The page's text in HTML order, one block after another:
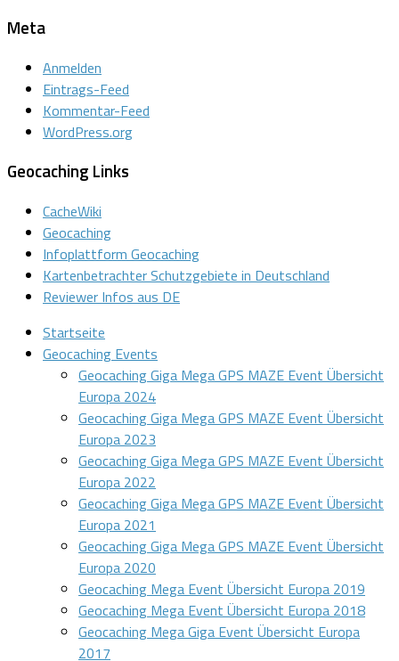
Meta
Anmelden
Eintrags-Feed
Kommentar-Feed
WordPress.org
Geocaching Links
CacheWiki
Geocaching
Infoplattform Geocaching
Kartenbetrachter Schutzgebiete in Deutschland
Reviewer Infos aus DE
Startseite
Geocaching Events
Geocaching Giga Mega GPS MAZE Event Übersicht
Europa 2024
Geocaching Giga Mega GPS MAZE Event Übersicht
Europa 2023
Geocaching Giga Mega GPS MAZE Event Übersicht
Europa 2022
Geocaching Giga Mega GPS MAZE Event Übersicht
Europa 2021
Geocaching Giga Mega GPS MAZE Event Übersicht
Europa 2020
Geocaching Mega Event Übersicht Europa 2019
Geocaching Mega Event Übersicht Europa 2018
Geocaching Mega Giga Event Übersicht Europa
2017